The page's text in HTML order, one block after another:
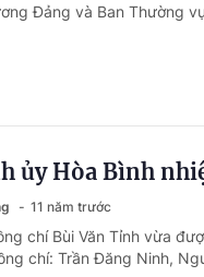
Đảng và Ban Thường
ủy Hòa Bình
11 năm trước
chí Bùi Văn Tỉnh vừa
chí: Trần Đăng Ninh,